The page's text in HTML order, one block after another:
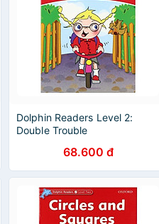
Dolphin Readers Level 2:
Double Trouble
68.600 đ